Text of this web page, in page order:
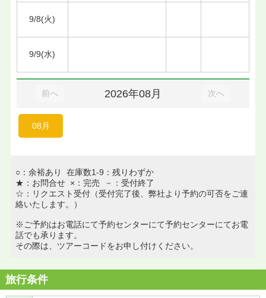
9/8(火)
9/9(水)
前へ 2026年08月 次へ
08月
○：余裕あり 在庫数1-9：残りわずか
★：お問合せ ×：完売 －：受付終了
☆：リクエスト受付（受付完了後、弊社より予約の可否をご連
絡いたします。）
※ご予約はお電話にて予約センターにて予約センターにてお電
話でも承ります。
その際は、ツアーコードをお申し付けください。
旅行条件